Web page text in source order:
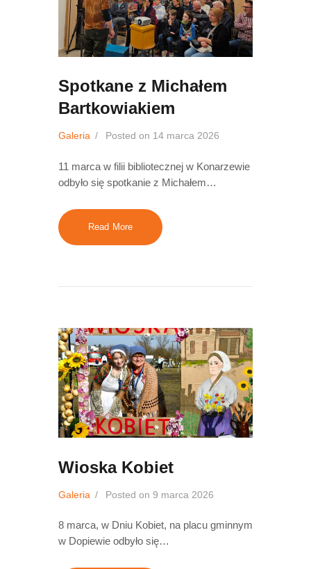
Spotkane z Michałem
Bartkowiakiem
Galeria Posted on 14 marca 2026
11 marca w filii bibliotecznej w Konarzewie
odbyło się spotkanie z Michałem…
Read More
Wioska Kobiet
Galeria Posted on 9 marca 2026
8 marca, w Dniu Kobiet, na placu gminnym
w Dopiewie odbyło się…